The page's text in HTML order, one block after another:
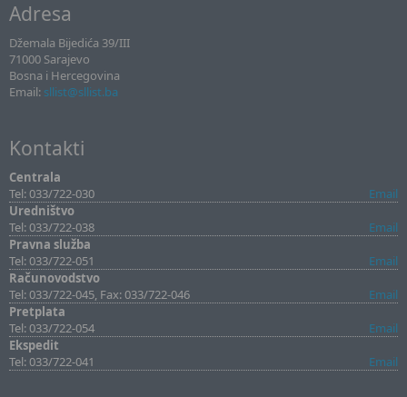
Adresa
Džemala Bijedića 39/III
71000 Sarajevo
Bosna i Hercegovina
Email: sllist@sllist.ba
Kontakti
Centrala
Tel: 033/722-030
Email
Uredništvo
Tel: 033/722-038
Email
Pravna služba
Tel: 033/722-051
Email
Računovodstvo
Tel: 033/722-045, Fax: 033/722-046
Email
Pretplata
Tel: 033/722-054
Email
Ekspedit
Tel: 033/722-041
Email